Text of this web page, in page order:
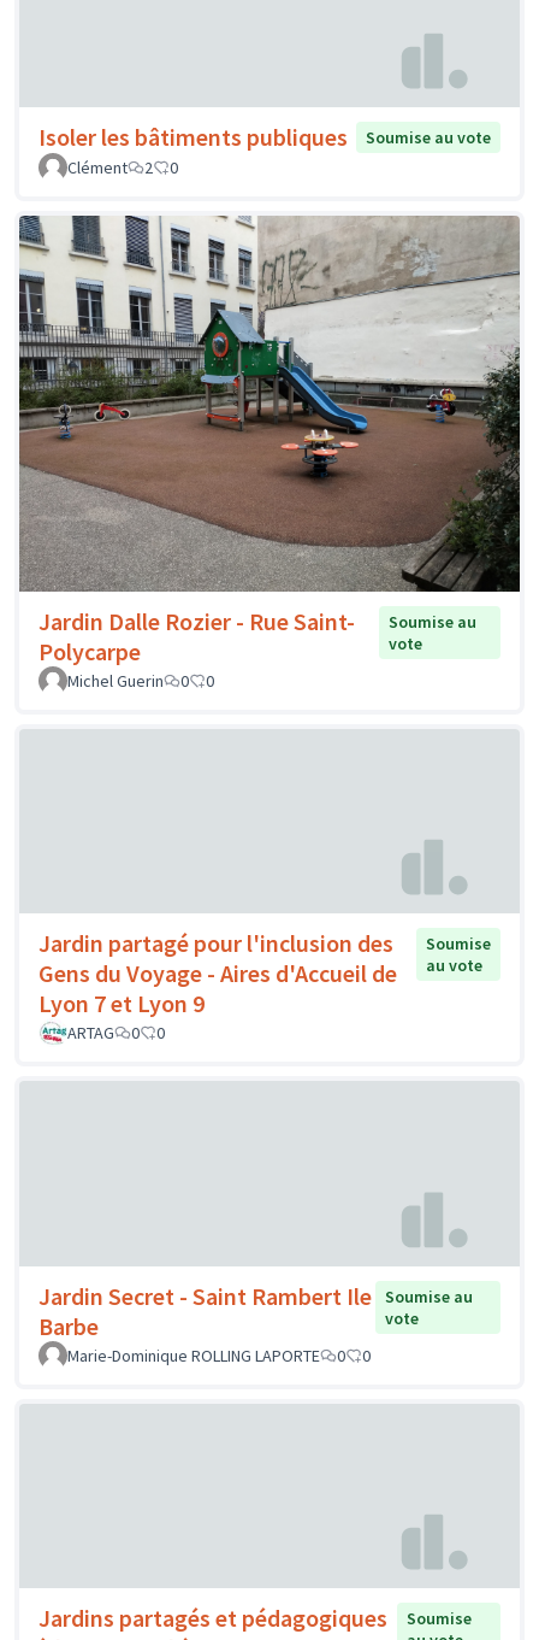
Isoler les bâtiments publiques
Soumise au vote
Clément
2 0
Jardin Dalle Rozier - Rue Saint-
Polycarpe
Soumise au
vote
Michel Guerin
0 0
Jardin partagé pour l'inclusion des
Gens du Voyage - Aires d'Accueil de
Lyon 7 et Lyon 9
Soumise
au vote
ARTAG 0 0
Jardin Secret - Saint Rambert Ile
Barbe
Soumise au
vote
Marie-Dominique ROLLING LAPORTE
0 0
Jardins partagés et pédagogiques
Soumise